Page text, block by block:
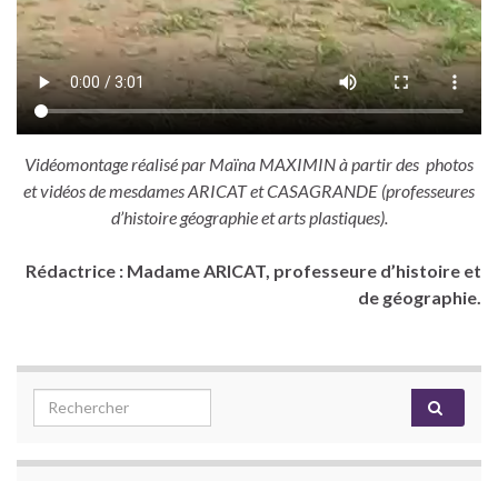
Vidéomontage réalisé par Maïna MAXIMIN à partir des photos
et vidéos de mesdames ARICAT et CASAGRANDE (professeures
d’histoire géographie et arts plastiques).
Rédactrice : Madame ARICAT, professeure d’histoire et
de géographie.
Search for: